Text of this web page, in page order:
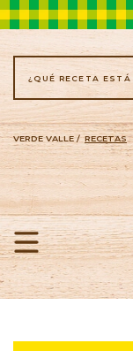
VERDE VALLE / RECETAS